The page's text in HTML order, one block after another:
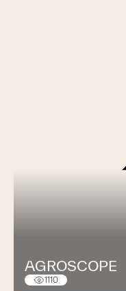
AGROSCOPE
1110